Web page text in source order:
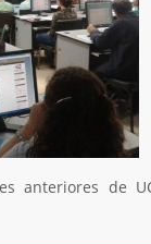
anteriores de